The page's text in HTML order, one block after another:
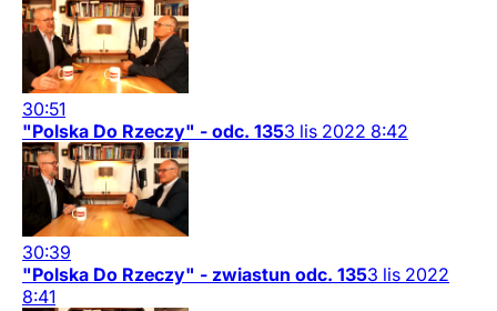
30:51
"Polska Do Rzeczy" - odc. 1353 lis 2022 8:42
30:39
"Polska Do Rzeczy" - zwiastun odc. 1353 lis 2022
8:41